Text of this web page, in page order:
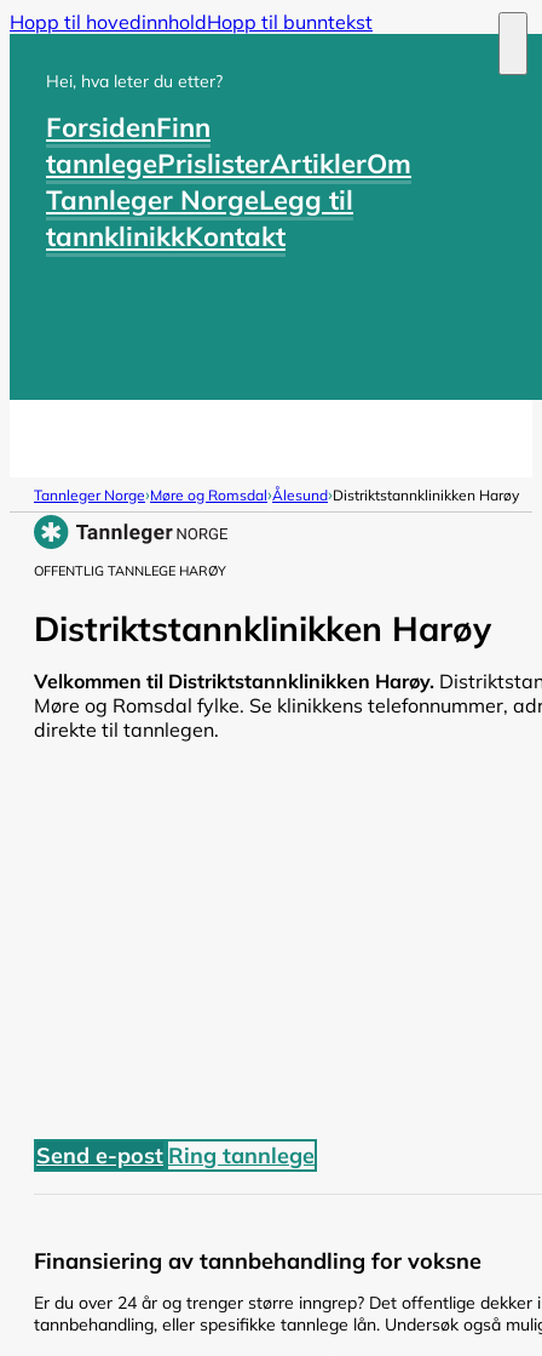
Hopp til hovedinnholdHopp til bunntekst
Hei, hva leter du etter?
ForsidenFinn
tannlegePrislisterArtiklerOm
Tannleger NorgeLegg til
tannklinikkKontakt
Tannleger Norge›Møre og Romsdal›Ålesund›Distriktstannklinikken Harøy
OFFENTLIG TANNLEGE HARØY
Distriktstannklinikken Harøy
Velkommen til Distriktstannklinikken Harøy.
Møre og Romsdal fylke. Se klinikkens telefonnummer,
direkte til tannlegen.
Send e-post Ring tannlege
Finansiering av tannbehandling for voksne
Er du over 24 år og trenger større inngrep? Det offentlige
tannbehandling, eller spesifikke tannlege lån. Undersøk også